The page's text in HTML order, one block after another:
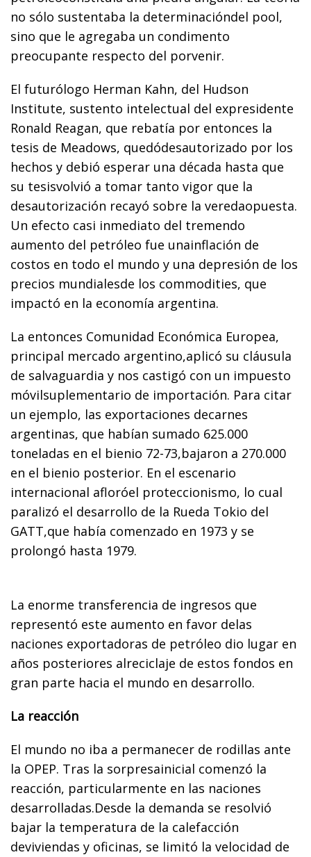
no sólo sustentaba la determinacióndel pool,
sino que le agregaba un condimento
preocupante respecto del porvenir.
El futurólogo Herman Kahn, del Hudson
Institute, sustento intelectual del expresidente
Ronald Reagan, que rebatía por entonces la
tesis de Meadows, quedódesautorizado por los
hechos y debió esperar una década hasta que
su tesisvolvió a tomar tanto vigor que la
desautorización recayó sobre la veredaopuesta.
Un efecto casi inmediato del tremendo
aumento del petróleo fue unainflación de
costos en todo el mundo y una depresión de los
precios mundialesde los commodities, que
impactó en la economía argentina.
La entonces Comunidad Económica Europea,
principal mercado argentino,aplicó su cláusula
de salvaguardia y nos castigó con un impuesto
móvilsuplementario de importación. Para citar
un ejemplo, las exportaciones decarnes
argentinas, que habían sumado 625.000
toneladas en el bienio 72-73,bajaron a 270.000
en el bienio posterior. En el escenario
internacional afloróel proteccionismo, lo cual
paralizó el desarrollo de la Rueda Tokio del
GATT,que había comenzado en 1973 y se
prolongó hasta 1979.
La enorme transferencia de ingresos que
representó este aumento en favor delas
naciones exportadoras de petróleo dio lugar en
años posteriores alreciclaje de estos fondos en
gran parte hacia el mundo en desarrollo.
La reacción
El mundo no iba a permanecer de rodillas ante
la OPEP. Tras la sorpresainicial comenzó la
reacción, particularmente en las naciones
desarrolladas.Desde la demanda se resolvió
bajar la temperatura de la calefacción
deviviendas y oficinas, se limitó la velocidad de